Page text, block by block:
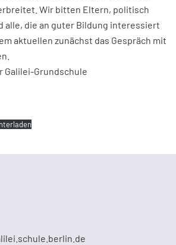
Wir bitten Eltern, politisch
alle, die an guter Bildung interessiert
aktuellen zunächst das Gespräch mit
Galilei-Grundschule